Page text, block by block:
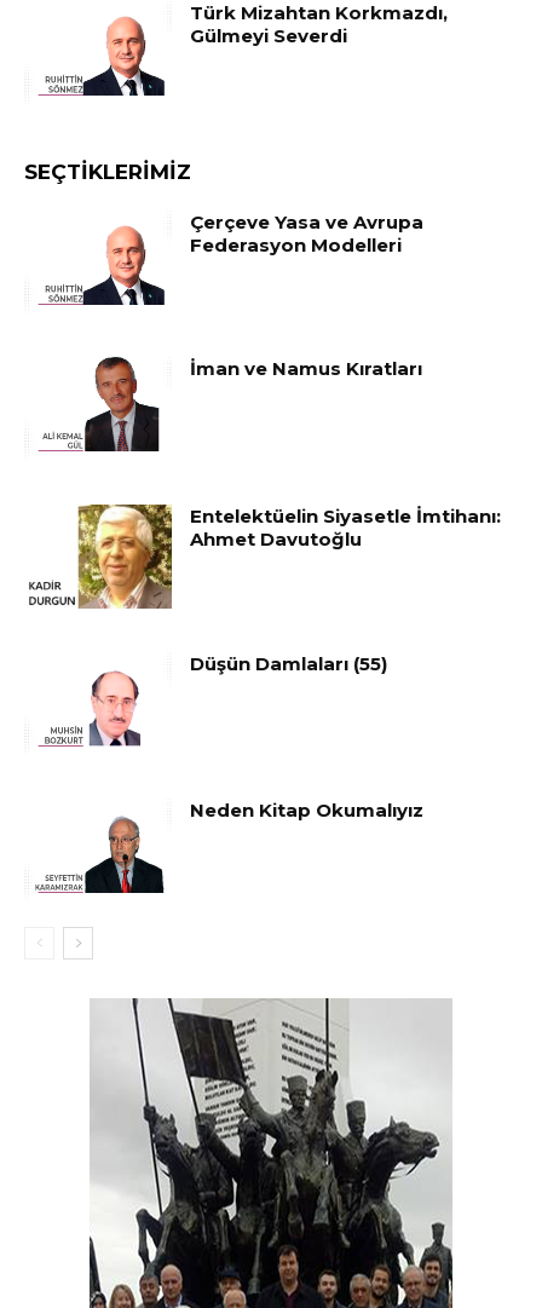
Türk Mizahtan Korkmazdı,
Gülmeyi Severdi
SEÇTIKLERIMIZ
Çerçeve Yasa ve Avrupa
Federasyon Modelleri
İman ve Namus Kıratları
Entelektüelin Siyasetle İmtihanı:
Ahmet Davutoğlu
Düşün Damlaları (55)
Neden Kitap Okumalıyız